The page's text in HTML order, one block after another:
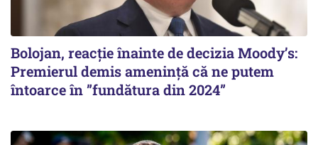
Bolojan, reacție înainte de decizia Moody’s:
Premierul demis amenință că ne putem
întoarce în ”fundătura din 2024”